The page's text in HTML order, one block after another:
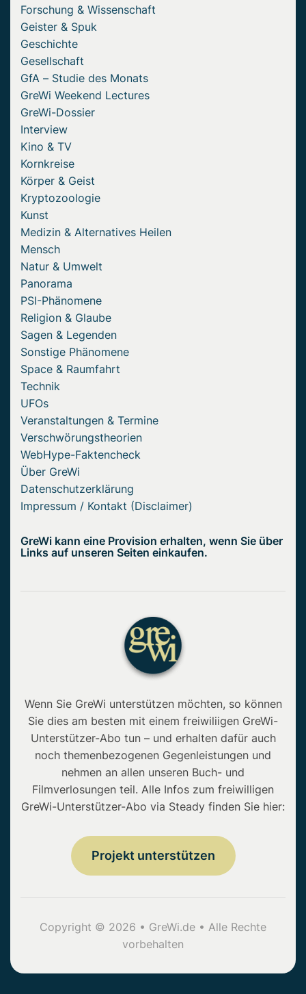
Forschung & Wissenschaft
Geister & Spuk
Geschichte
Gesellschaft
GfA – Studie des Monats
GreWi Weekend Lectures
GreWi-Dossier
Interview
Kino & TV
Kornkreise
Körper & Geist
Kryptozoologie
Kunst
Medizin & Alternatives Heilen
Mensch
Natur & Umwelt
Panorama
PSI-Phänomene
Religion & Glaube
Sagen & Legenden
Sonstige Phänomene
Space & Raumfahrt
Technik
UFOs
Veranstaltungen & Termine
Verschwörungstheorien
WebHype-Faktencheck
Über GreWi
Datenschutzerklärung
Impressum / Kontakt (Disclaimer)
GreWi kann eine Provision erhalten, wenn Sie über
Links auf unseren Seiten einkaufen.
Wenn Sie GreWi unterstützen möchten, so können
Sie dies am besten mit einem freiwiliigen GreWi-
Unterstützer-Abo tun – und erhalten dafür auch
noch themenbezogenen Gegenleistungen und
nehmen an allen unseren Buch- und
Filmverlosungen teil. Alle Infos zum freiwilligen
GreWi-Unterstützer-Abo via Steady finden Sie hier:
Projekt unterstützen
Copyright © 2026 • GreWi.de • Alle Rechte
vorbehalten